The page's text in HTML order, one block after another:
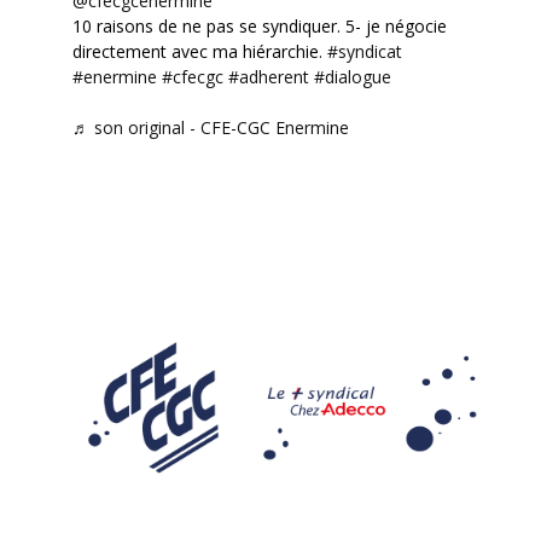
10 raisons de ne pas se syndiquer. 5- je négocie
directement avec ma hiérarchie. #syndicat
#enermine #cfecgc #adherent #dialogue
♬ son original - CFE-CGC Enermine